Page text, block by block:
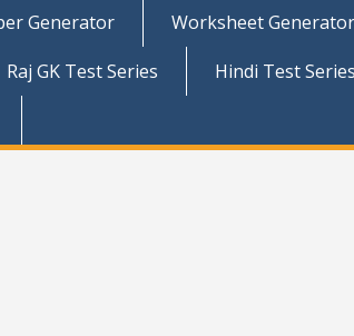
Generator Worksheet Generator
Raj GK Test Series Hindi Test Series